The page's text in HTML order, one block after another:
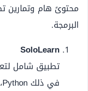
محتوىً هام وتمارين
البرمجة.
SoloLearn
تطبيق شامل